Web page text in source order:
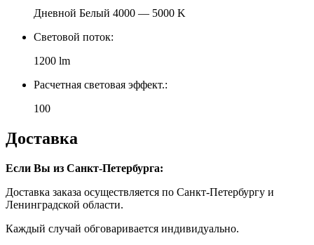
Дневной Белый 4000 — 5000 K
Световой поток:
1200 lm
Расчетная световая эффект.:
100
Доставка
Если Вы из Санкт-Петербурга:
Доставка заказа осуществляется по Санкт-Петербургу и
Ленинградской области.
Каждый случай обговаривается индивидуально.